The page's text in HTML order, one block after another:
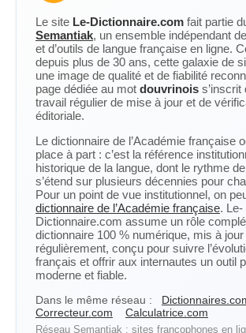
Le site Le-Dictionnaire.com fait partie
Semantiak, un ensemble indépendant
et d’outils de langue française en ligne.
depuis plus de 30 ans, cette galaxie de
une image de qualité et de fiabilité
page dédiée au mot douvrinois s’inscrit
travail régulier de mise à jour et de
éditoriale.
Le dictionnaire de l’Académie française
place à part : c’est la référence
historique de la langue, dont le rythme
s’étend sur plusieurs décennies pour
Pour un point de vue institutionnel, on
dictionnaire de l’Académie française. Le-
Dictionnaire.com assume un rôle
dictionnaire 100 % numérique, mis à jour
régulièrement, conçu pour suivre
français et offrir aux internautes un outil
moderne et fiable.
Dans le même réseau :
Correcteur.com
Calculatrice.com
Réseau Semantiak : sites francophones en